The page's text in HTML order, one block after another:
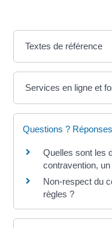
Textes de référence
Services en ligne et
Questions ?
Quelles sont les
contravention,
Non-respect du
règles ?